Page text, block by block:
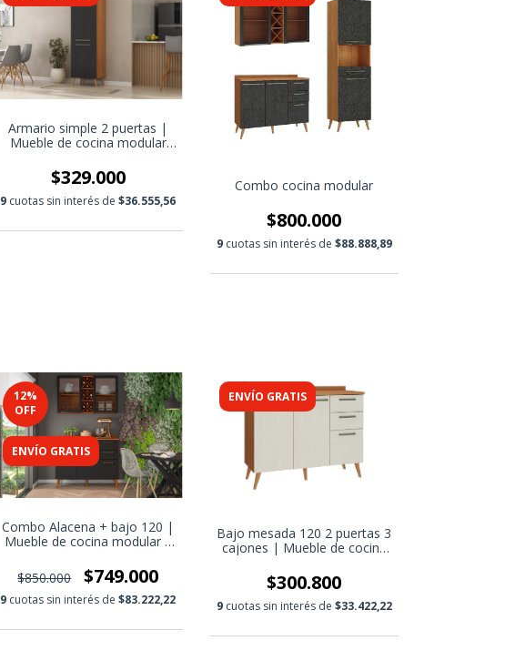
Armario simple 2 puertas |
Mueble de cocina modular
$329.000
9 cuotas sin interés de$36.555,56
Combo cocina modular
$800.000
9 cuotas sin interés de $88.888,89
12%
OFF
ENVÍO GRATIS
Combo Alacena + bajo 120 |
Mueble de cocina modular |
$850.000
$749.000
9 cuotas sin interés de$83.222,22
ENVÍO GRATIS
Bajo mesada 120 2 puertas 3
cajones | Mueble de cocina
moderno
$300.800
9 cuotas sin interés de $33.422,22